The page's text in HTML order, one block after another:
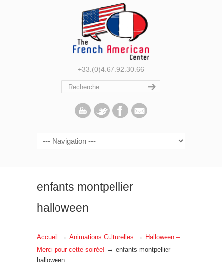
+33.(0)4.67.92.30.66
Navigation
enfants montpellier
halloween
Accueil → Animations Culturelles →
Halloween –
Merci pour cette soirée! → enfants montpellier
halloween